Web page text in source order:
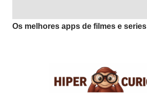
Os melhores apps de filmes e series